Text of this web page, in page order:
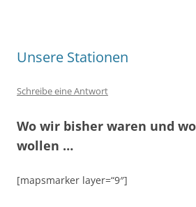
Unsere Stationen
Schreibe eine Antwort
Wo wir bisher waren und
wollen …
[mapsmarker layer=“9″]